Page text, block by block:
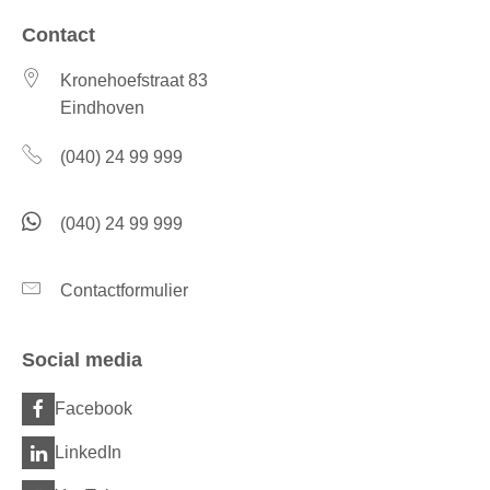
Contact
Kronehoefstraat 83
Eindhoven
(040) 24 99 999
(040) 24 99 999
Contactformulier
Social media
Facebook
LinkedIn